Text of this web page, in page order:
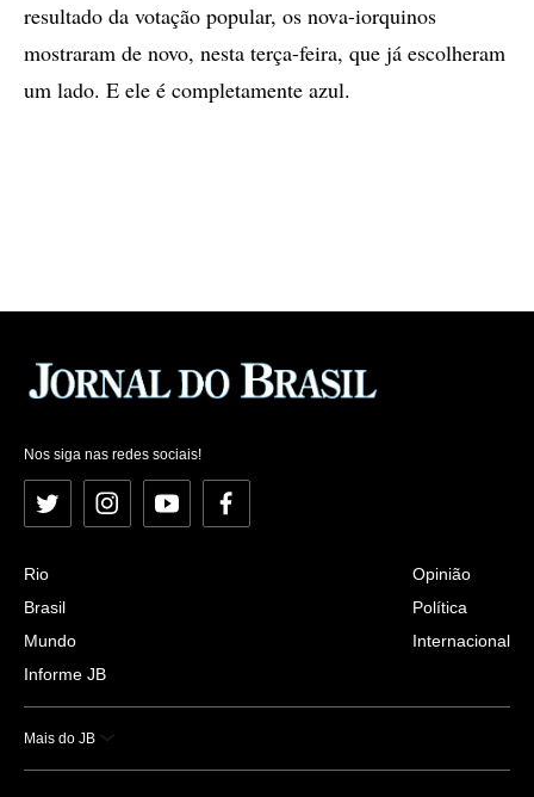
resultado da votação popular, os nova-iorquinos
mostraram de novo, nesta terça-feira, que já escolheram
um lado. E ele é completamente azul.
Nos siga nas redes sociais!
Twitter InstagramYouTubeFacebook
Rio
Brasil
Mundo
Informe JB
Opinião
Política
Internacional
Mais do JB
Esportes